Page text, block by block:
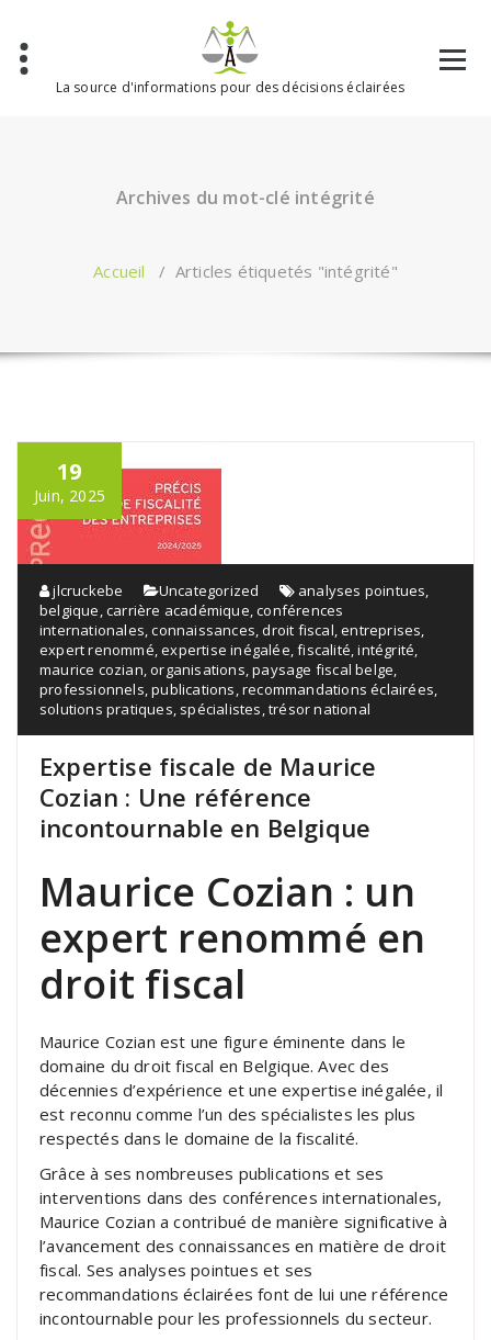
contenu
La source d'informations pour des décisions éclairées
Archives du mot-clé intégrité
Accueil / Articles étiquetés "intégrité"
19
Juin, 2025
jlcruckebe Uncategorized analyses pointues
belgique ,carrière académique ,conférences
internationales ,connaissances ,droit fiscal ,entreprises
expert renommé ,expertise inégalée ,fiscalité ,intégrité
maurice cozian ,organisations ,paysage fiscal belge
professionnels ,publications ,recommandations éclairées
solutions pratiques spécialistes ,trésor national
Expertise fiscale de Maurice
Cozian : Une référence
incontournable en Belgique
Maurice Cozian : un
expert renommé en
droit fiscal
Maurice Cozian est une figure éminente dans le
domaine du droit fiscal en Belgique. Avec des
décennies d’expérience et une expertise inégalée, il
est reconnu comme l’un des spécialistes les plus
respectés dans le domaine de la fiscalité.
Grâce à ses nombreuses publications et ses
interventions dans des conférences internationales,
Maurice Cozian a contribué de manière significative à
l’avancement des connaissances en matière de droit
fiscal. Ses analyses pointues et ses
recommandations éclairées font de lui une référence
incontournable pour les professionnels du secteur.